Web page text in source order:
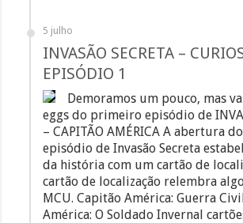
5 julho
INVASÃO SECRETA –
EPISÓDIO 1
Demoramos um pouco, mas
eggs do primeiro episódio de
– CAPITÃO AMÉRICA A abertura
episódio de Invasão Secreta
da história com um cartão de
cartão de localização relembra
MCU. Capitão América: Guerra
América: O Soldado Invernal